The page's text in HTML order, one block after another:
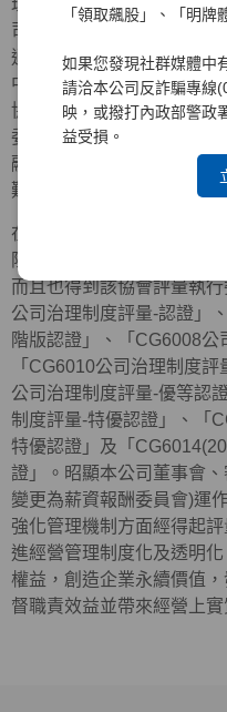
「領取飆股」、「明牌
如果您發現社群媒體中
請洽本公司反詐騙專線
映，或撥打內政部警政
益受損。
理」，實已為首要之務，
司治理實務」之政策，業
通過全面改選董監事，同
中央信託局董事長黃榮顯
協會創會理事長朱寶奎會
委員會，開始逐一落實公
融證券同業之先，也為日
難以撼動之基石。
在外部機構方面，近年來
陸續共同參加中華公司治
而且也得到該協會評量執
公司治理制度評量-認證」
階版認證」、「CG6008公
「CG6010公司治理制度
公司治理制度評量-優等認
制度評量-特優認證」、「
特優認證」及「
證」。昭顯本公司董事會
變更為薪資報酬委員會)運
強化管理機制方面經得起
進經營管理制度化及透明
權益，創造企業永續價值
督職責效益並帶來經營上實